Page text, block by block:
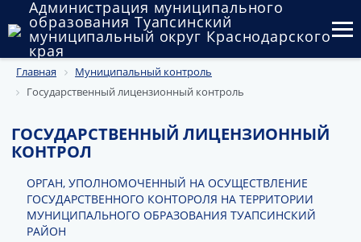
Администрация муниципального
образования Туапсинский
муниципальный округ Краснодарского
края
Округ
Муниципальные закупки
Государственный и муниципальный контроль
Муниципальное имущество
Главная
Муниципальный контроль
Государственный лицензионный контроль
ГОСУДАРСТВЕННЫЙ ЛИЦЕНЗИОННЫЙ
КОНТРОЛ
ОРГАН, УПОЛНОМОЧЕННЫЙ НА ОСУЩЕСТВЛЕНИЕ
ГОСУДАРСТВЕННОГО КОНТОРОЛЯ НА ТЕРРИТОРИИ
МУНИЦИПАЛЬНОГО ОБРАЗОВАНИЯ ТУАПСИНСКИЙ
РАЙОН